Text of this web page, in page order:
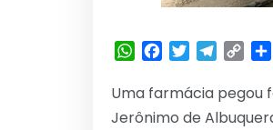
WhatsApp
Facebook
Twitter
Copy
Uma farmácia pegou
Jerônimo de